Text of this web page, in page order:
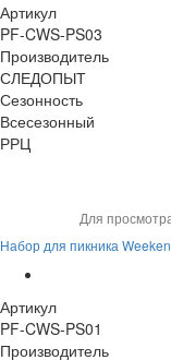
Артикул
PF-CWS-PS03
Производитель
СЛЕДОПЫТ
Сезонность
Всесезонный
РРЦ
Для
Набор для пикника
Артикул
PF-CWS-PS01
Производитель